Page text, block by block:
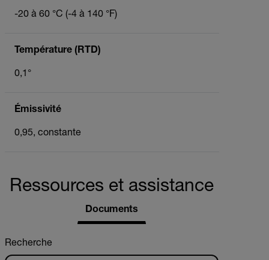
-20 à 60 °C (-4 à 140 °F)
Température (RTD)
0,1°
Émissivité
0,95, constante
Ressources et assistance
Documents
Recherche